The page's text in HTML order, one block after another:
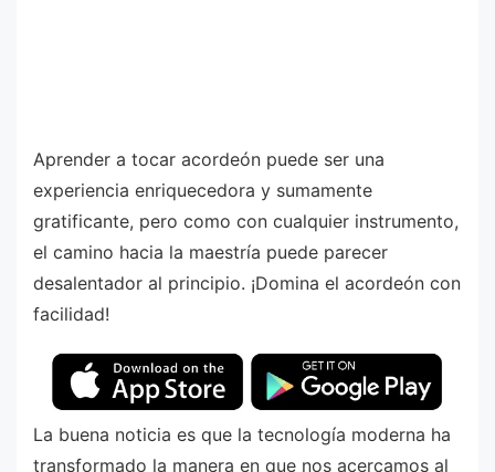
Aprender a tocar acordeón puede ser una
experiencia enriquecedora y sumamente
gratificante, pero como con cualquier instrumento,
el camino hacia la maestría puede parecer
desalentador al principio. ¡Domina el acordeón con
facilidad!
La buena noticia es que la tecnología moderna ha
transformado la manera en que nos acercamos al